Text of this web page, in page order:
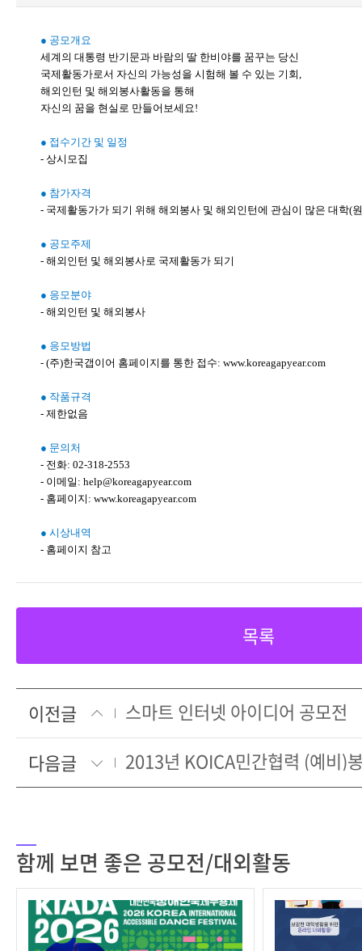
● 공모개요
세계의 대통령 반기문과 바람의 딸 한비야를 꿈꾸는 당신
국제활동가로서 자신의 가능성을 시험해 볼 수 있는 기회,
해외인턴 및 해외봉사활동을 통해
자신의 꿈을 현실로 만들어보세요!
● 접수기간 및 일정
- 상시모집
● 참가자격
- 국제활동가가 되기 위해 해외봉사 및 해외인턴에 관심이 많은 대학(
● 공모주제
- 해외인턴 및 해외봉사로 국제활동가 되기
● 응모분야
- 해외인턴 및 해외봉사
● 응모방법
- (주)한국갭이어 홈페이지를 통한 접수: www.koreagapyear.com
● 작품규격
- 제한없음
● 문의처
- 전화: 02-318-2553
- 이메일: help@koreagapyear.com
- 홈페이지: www.koreagapyear.com
● 시상내역
- 홈페이지 참고
목록
이전글
스마트 인터넷 아이디어 공모전
다음글
함께 보면 좋은 공모전/대외활동